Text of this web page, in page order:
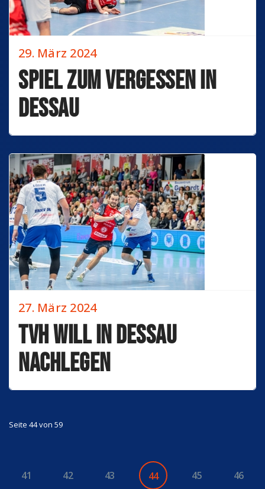
Spiel zum Vergessen in
Dessau
29. März 2024
TVH will in Dessau
nachlegen
27. März 2024
Seite 44 von 59
41 42 43 44 45 46